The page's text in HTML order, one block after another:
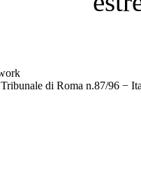
di Roma n.87/96 −